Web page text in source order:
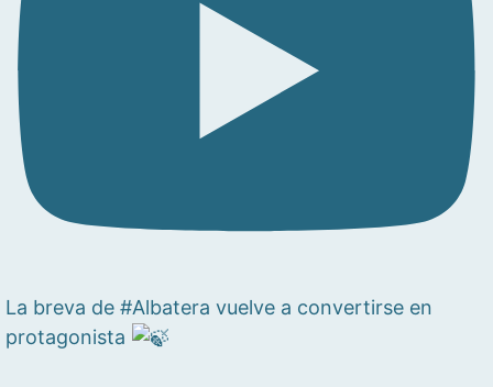
La breva de #Albatera vuelve a convertirse en
protagonista